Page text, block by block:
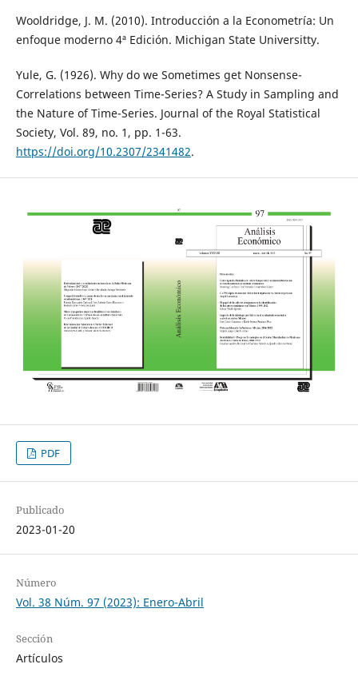
Wooldridge, J. M. (2010). Introducción a la Econometría: Un
enfoque moderno 4ª Edición. Michigan State Universitty.
Yule, G. (1926). Why do we Sometimes get Nonsense-
Correlations between Time-Series? A Study in Sampling and
the Nature of Time-Series. Journal of the Royal Statistical
Society, Vol. 89, no. 1, pp. 1-63.
https://doi.org/10.2307/2341482.
PDF
Publicado
2023-01-20
Número
Vol. 38 Núm. 97 (2023): Enero-Abril
Sección
Artículos